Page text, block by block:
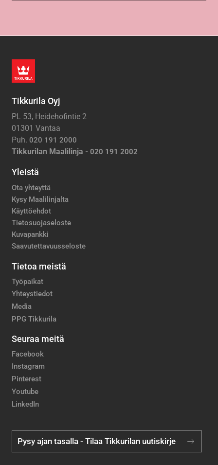
Tikkurila Oyj
PL 53, Heidehofintie 2
01301 Vantaa
Puh. 020 191 2000
Tikkurilan Maalilinja - 020 191 2002
Yleistä
Ota yhteyttä
Kysy Maalilinjalta
Käyttöehdot
Tietosuojaseloste
Kuvapankki
Saavutettavuusseloste
Tietoa meistä
Työpaikat
Yhteystiedot
Media
PPG Tikkurila
Seuraa meitä
Facebook
Instagram
Pinterest
Youtube
LinkedIn
Pysy ajan tasalla - Tilaa Tikkurilan uutiskirje